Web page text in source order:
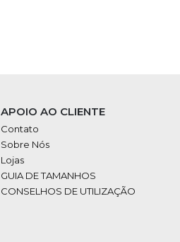
APOIO AO CLIENTE
Contato
Sobre Nós
Lojas
GUIA DE TAMANHOS
CONSELHOS DE UTILIZAÇÃO